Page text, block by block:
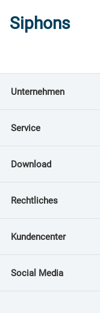
Siphons
Unternehmen
Service
Download
Rechtliches
Kundencenter
Social Media